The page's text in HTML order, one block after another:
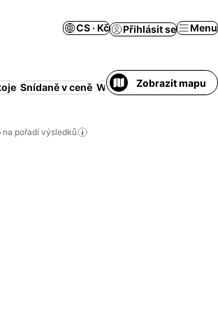
CS · Kč Přihlásit se Menu
Snídaně v ceně Wi-Fi Obsluhovaný
Zobrazit mapu
pořadí výsledků
oblíbených hotelů